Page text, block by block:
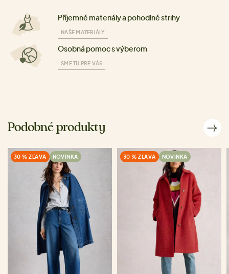
Příjemné materiály a pohodlné strihy
NAŠE MATERIÁLY
Osobná pomoc s výberom
SME TU PRE VÁS
Podobné produkty
30 % ZĽAVA NOVINKA 30 % ZĽAVA NOVINKA